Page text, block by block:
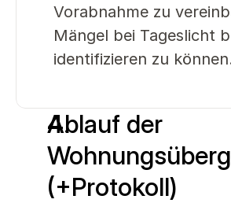
Vorabnahme zu
Mängel bei Tageslicht
identifizieren zu
Ablauf der
(+Protokoll)